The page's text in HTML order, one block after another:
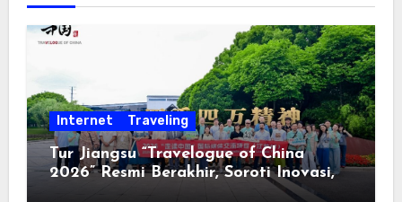
Internet Traveling
Tur Jiangsu “Travelogue of China
2026” Resmi Berakhir, Soroti Inovasi,
Keterbukaan, dan Pembangunan